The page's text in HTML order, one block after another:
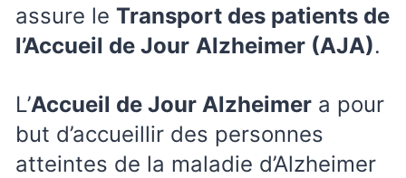
assure le Transport des patients de
l’Accueil de Jour Alzheimer (AJA).
L’Accueil de Jour Alzheimera pour
but d’accueillir des personnes
atteintes de la maladie d’Alzheimer